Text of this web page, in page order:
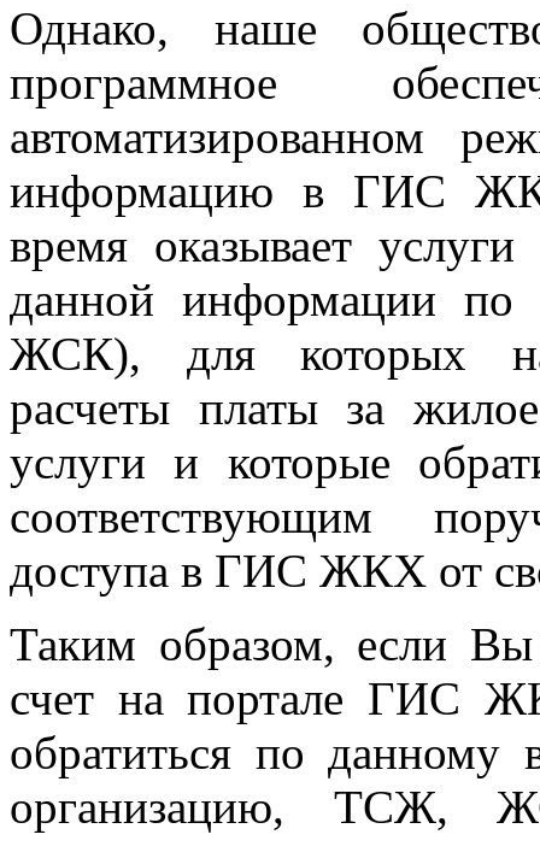
Однако, наше
программное
автоматизированном
информацию в ГИС
время оказывает
данной информации
ЖСК), для которых
расчеты платы за
услуги и которые
соответствующим
доступа в ГИС ЖКХ от
Таким образом, если
счет на портале ГИС
обратиться по
организацию, ТСЖ,